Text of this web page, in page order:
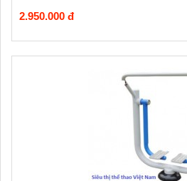
2.950.000 đ